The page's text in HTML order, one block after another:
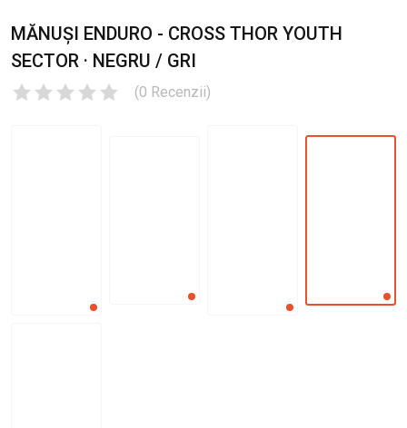
MĂNUȘI ENDURO - CROSS THOR YOUTH
SECTOR · NEGRU / GRI
(0 Recenzii)